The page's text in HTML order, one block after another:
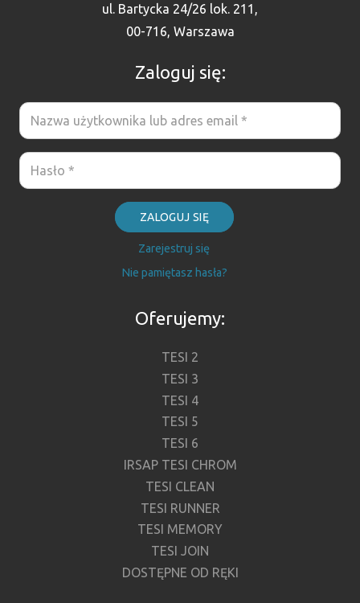
ul. Bartycka 24/26 lok. 211,
00-716, Warszawa
Zaloguj się:
ZALOGUJ SIĘ
Zarejestruj się
Nie pamiętasz hasła?
Oferujemy:
TESI 2
TESI 3
TESI 4
TESI 5
TESI 6
IRSAP TESI CHROM
TESI CLEAN
TESI RUNNER
TESI MEMORY
TESI JOIN
DOSTĘPNE OD RĘKI